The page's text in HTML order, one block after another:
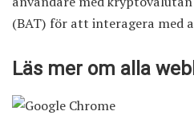
(BAT) för att interagera med
Läs mer om alla